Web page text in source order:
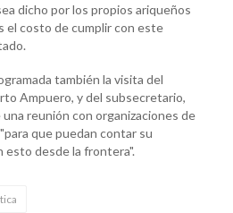
dicho por los propios ariqueños
el costo de cumplir con este
también la visita del
Ampuero, y del subsecretario,
reunión con organizaciones de
que puedan contar su
esto desde la frontera".